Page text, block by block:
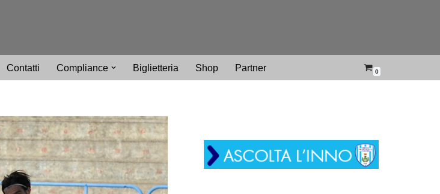
Contatti Compliance Biglietteria Shop Partner 0